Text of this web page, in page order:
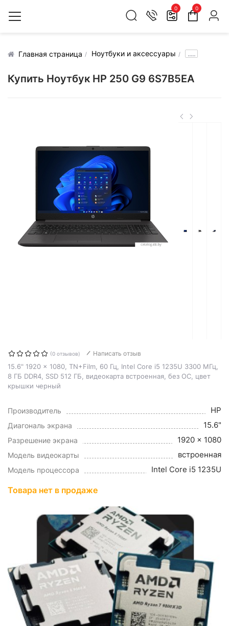
0 0
Главная страница Ноутбуки и аксессуары .....
Купить Ноутбук HP 250 G9 6S7B5EA
(0 отзывов) Написать отзыв
15.6" 1920 x 1080, TN+Film, 60 Гц, Intel Core i5 1235U 3300 МГц,
8 ГБ DDR4, SSD 512 ГБ, видеокарта встроенная, без ОС, цвет
крышки черный
Производитель HP
Диагональ экрана 15.6"
Разрешение экрана 1920 x 1080
Модель видеокарты встроенная
Модель процессора Intel Core i5 1235U
Товара нет в продаже